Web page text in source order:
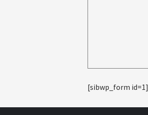
[sibwp_form id=1]